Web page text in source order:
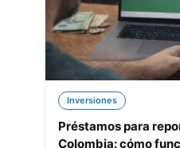
Inversiones
Préstamos para
Colombia: cómo